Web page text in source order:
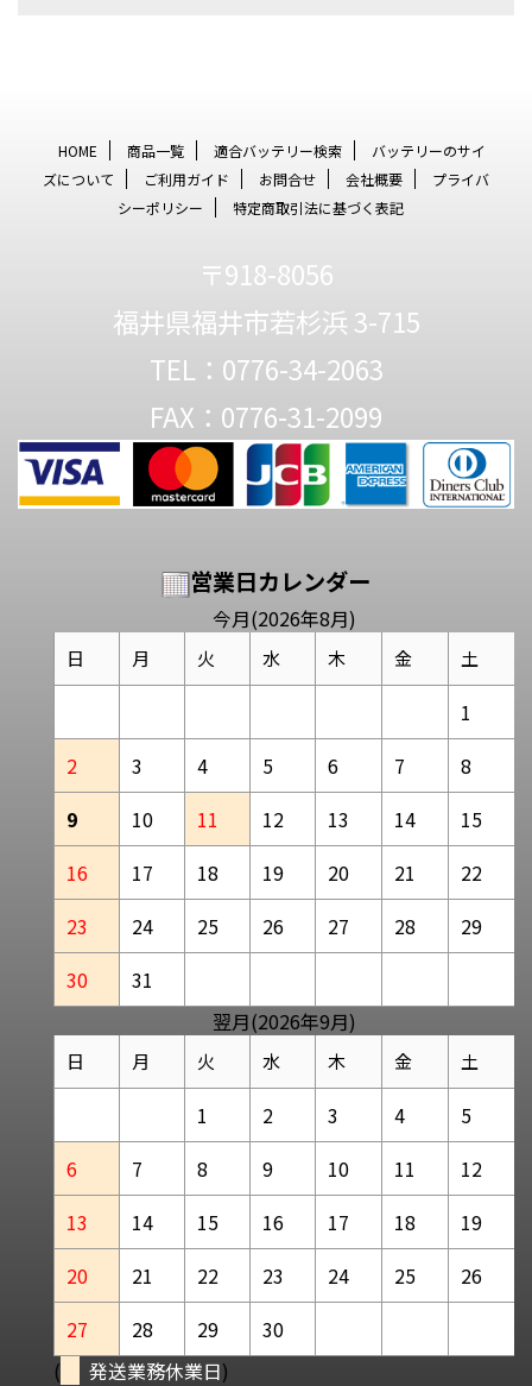
HOME 商品一覧 適合バッテリー検索
バッテリーのサイ
ズについて
ご利用ガイド お問合せ 会社概要
プライバ
シーポリシー
特定商取引法に基づく表記
〒918-8056
福井県福井市若杉浜 3-715
TEL：0776-34-2063
FAX：0776-31-2099
営業日カレンダー
今月(2026年8月)
日 月 火 水 木 金 土
1
2
3 4 5 6 7
8
9
10 11 12 13 14
15
16
17 18 19 20 21
22
23
24 25 26 27 28
29
30
31
翌月(2026年9月)
日 月 火 水 木 金 土
1 2 3 4
5
6
7 8 9 10 11
12
13
14 15 16 17 18
19
20
21 22 23 24 25
26
27
28 29
30
(
発送業務休業日)